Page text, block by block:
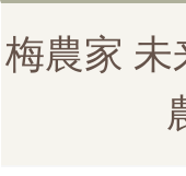
梅農家 未